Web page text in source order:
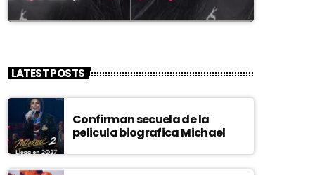
LATEST POSTS
Confirman secuela de la
pelicula biografica Michael